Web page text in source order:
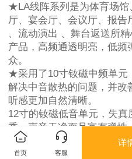
★LA线阵系列是为体育场馆
厅、宴会厅、会议厅、报告
、流动演出 、舞台返送所
产品，高频通透明亮，低频
众。
★采用了10寸钕磁中频单元
解决中音散热的问题，并改
听感更加自然清晰。
12寸的钕磁低音单元，失
秀，声音干净而且富有弹
用于线性阵列音箱重放低频
★精心优化的低音调谐系统
首页 客服
详